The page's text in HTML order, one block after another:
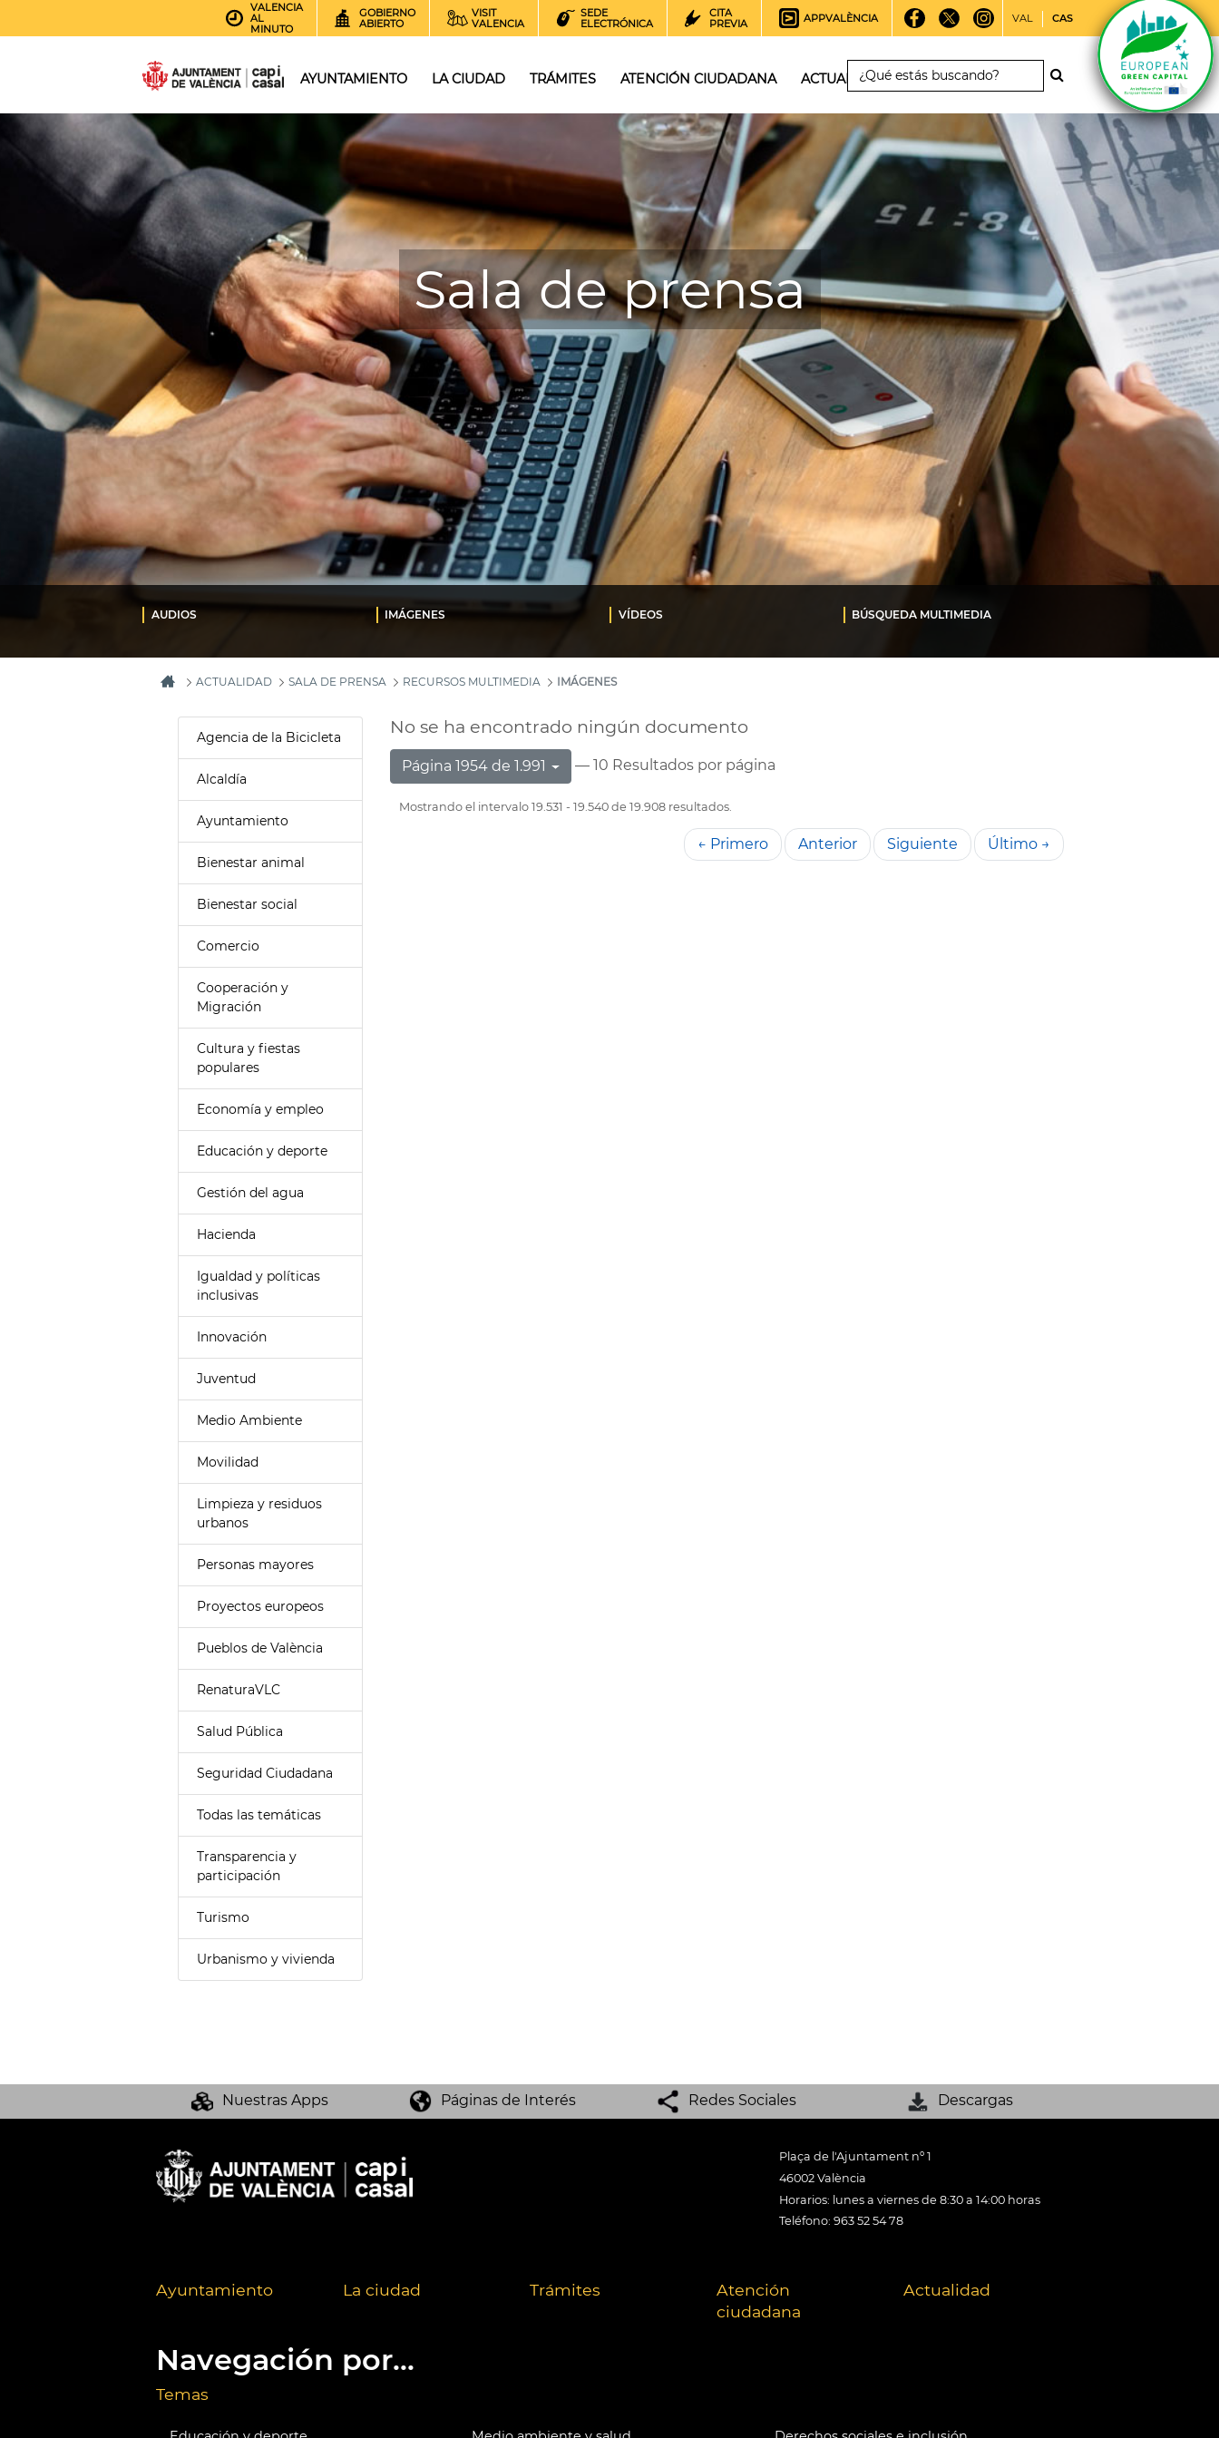
VALENCIA
AL
MINUTO
GOBIERNO
ABIERTO
VISIT
VALENCIA
SEDE
ELECTRÓNICA
CITA
PREVIA
APPVALÈNCIA VAL CAS
AYUNTAMIENTO LA CIUDAD TRÁMITES ATENCIÓN CIUDADANA ACTUALIDAD
Sala de prensa
AUDIOS IMÁGENES VÍDEOS BÚSQUEDA MULTIMEDIA
ACTUALIDAD SALA DE PRENSA RECURSOS MULTIMEDIA IMÁGENES
Agencia de la Bicicleta
Alcaldía
Ayuntamiento
Bienestar animal
Bienestar social
Comercio
Cooperación y
Migración
Cultura y fiestas
populares
Economía y empleo
Educación y deporte
Gestión del agua
Hacienda
Igualdad y políticas
inclusivas
Innovación
Juventud
Medio Ambiente
Movilidad
Limpieza y residuos
urbanos
Personas mayores
Proyectos europeos
Pueblos de València
RenaturaVLC
Salud Pública
Seguridad Ciudadana
Todas las temáticas
Transparencia y
participación
Turismo
Urbanismo y vivienda
No se ha encontrado ningún documento
Página 1954 de 1.991 — 10 Resultados por página
Mostrando el intervalo 19.531 - 19.540 de 19.908 resultados.
← Primero Anterior Siguiente Último →
Nuestras Apps Páginas de Interés Redes Sociales Descargas
Plaça de l'Ajuntament nº 1
46002 València
Horarios: lunes a viernes de 8:30 a 14:00 horas
Teléfono: 963 52 54 78
Ayuntamiento La ciudad Trámites
Atención
ciudadana
Actualidad
Navegación por...
Temas